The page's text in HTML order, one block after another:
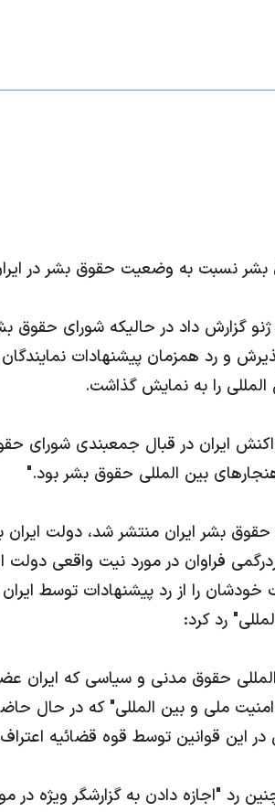
بشر نسبت به وضعیت حقوق بشر در
امروز از ژنو گزارش داد در حالیکه
و رد همزمان پیشنهادات
را به نمایش گذاشت.
واکنش ایران در قبال جمعبندی
بین المللی حقوق بشر بود."
بشر ایران منتشر شد، دولت ایران
فراوان در مورد نیت واقعی
خودشان را از رد پیشنهادات توسط
رد کرد:
حقوق مدنی و سیاسی که
ملی و بین المللی" که در حال
در این قوانین توسط قوه قضائیه
رد "اجازه دادن به گزارشگر ویژه در